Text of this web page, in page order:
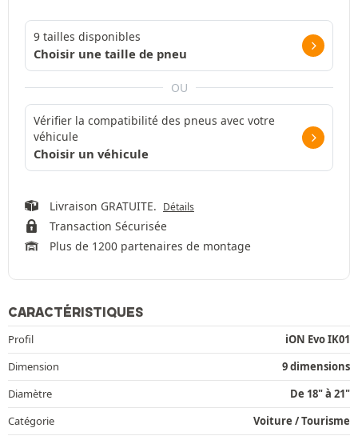
9 tailles disponibles
Choisir une taille de pneu
OU
Vérifier la compatibilité des pneus avec votre
véhicule
Choisir un véhicule
Livraison GRATUITE. Détails
Transaction Sécurisée
Plus de 1200 partenaires de montage
CARACTÉRISTIQUES
Profil
iON Evo IK01
Dimension
9 dimensions
Diamètre
De 18" à 21"
Catégorie
Voiture / Tourisme